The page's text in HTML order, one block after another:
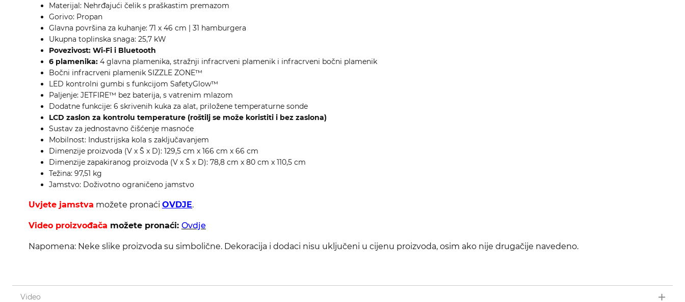
Materijal: Nehrđajući čelik s praškastim premazom
Gorivo: Propan
Glavna površina za kuhanje: 71 x 46 cm | 31 hamburgera
Ukupna toplinska snaga: 25,7 kW
Povezivost: Wi-Fi i Bluetooth
6 plamenika: 4 glavna plamenika, stražnji infracrveni plamenik i infracrveni bočni plamenik
Bočni infracrveni plamenik SIZZLE ZONE™
LED kontrolni gumbi s funkcijom SafetyGlow™
Paljenje: JETFIRE™ bez baterija, s vatrenim mlazom
Dodatne funkcije: 6 skrivenih kuka za alat, priložene temperaturne sonde
LCD zaslon za kontrolu temperature (roštilj se može koristiti i bez zaslona)
Sustav za jednostavno čišćenje masnoće
Mobilnost: Industrijska kola s zaključavanjem
Dimenzije proizvoda (V x Š x D): 129,5 cm x 166 cm x 66 cm
Dimenzije zapakiranog proizvoda (V x Š x D): 78,8 cm x 80 cm x 110,5 cm
Težina: 97,51 kg
Jamstvo: Doživotno ograničeno jamstvo
Uvjete jamstva možete pronaći OVDJE.
Video proizvođača možete pronaći: Ovdje
Napomena: Neke slike proizvoda su simbolične. Dekoracija i dodaci nisu uključeni u cijenu proizvoda, osim ako nije drugačije navedeno.
Video